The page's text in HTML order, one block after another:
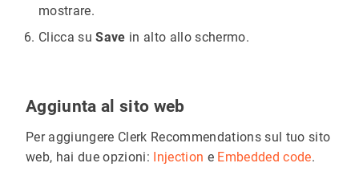
mostrare.
Clicca suSave in alto allo schermo.
Aggiunta al sito web
Per aggiungere Clerk Recommendations sul tuo sito
web, hai due opzioni: Injection e Embedded code.